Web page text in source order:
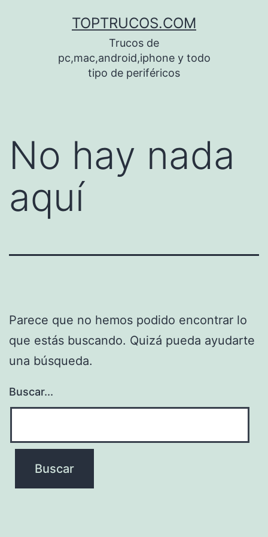
TOPTRUCOS.COM
Trucos de
pc,mac,android,iphone y todo
tipo de periféricos
No hay nada
aquí
Parece que no hemos podido encontrar lo
que estás buscando. Quizá pueda ayudarte
una búsqueda.
Buscar...